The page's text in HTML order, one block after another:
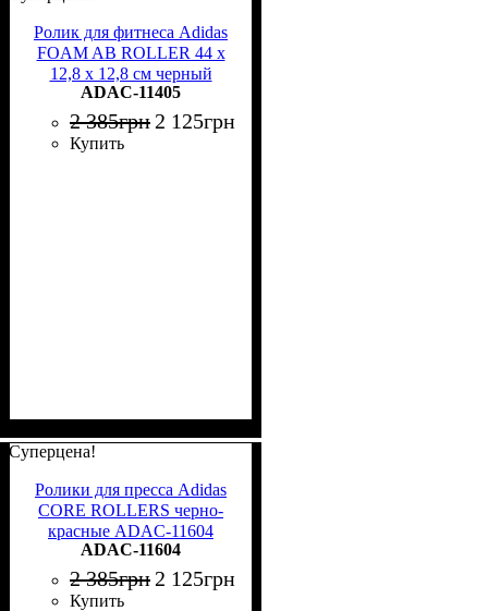
Ролик для фитнеса Adidas
FOAM AB ROLLER 44 x
12,8 x 12,8 см черный
ADAC-11405
ADAC-11405
2 385грн 2 125грн
Купить
Суперцена!
Ролики для пресса Adidas
CORE ROLLERS черно-
красные ADAC-11604
ADAC-11604
2 385грн 2 125грн
Купить